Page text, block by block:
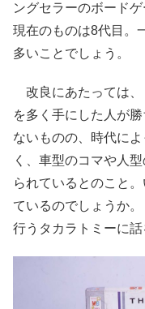
ングセラーのボード
現在のものは8代目。
多いことでしょう。
改良にあたっては、
を多く手にした人が
ないものの、時代に
く、車型のコマや人
られているとのこと
ているのでしょうか
行うタカラトミーに話